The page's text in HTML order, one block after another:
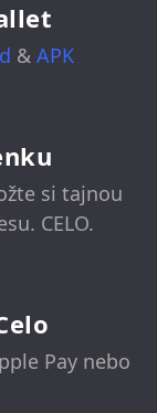
& APK
si tajnou
CELO.
Pay nebo